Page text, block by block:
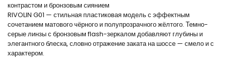
контрастом и бронзовым сиянием
RIVOLIN G01 — стильная пластиковая модель с эффектным
сочетанием матового чёрного и полупрозрачного жёлтого. Темно-
серые линзы с бронзовым flash-зеркалом добавляют глубины и
элегантного блеска, словно отражение заката на шоссе — смело и с
характером.